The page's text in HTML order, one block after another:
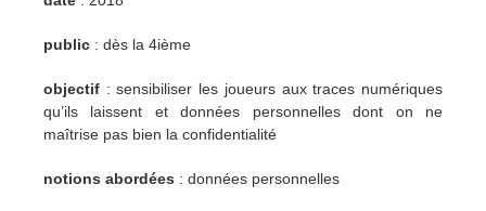
public : dès la 4ième
objectif : sensibiliser les joueurs aux traces numériques
qu’ils laissent et données personnelles dont on ne
maîtrise pas bien la confidentialité
notions abordées : données personnelles